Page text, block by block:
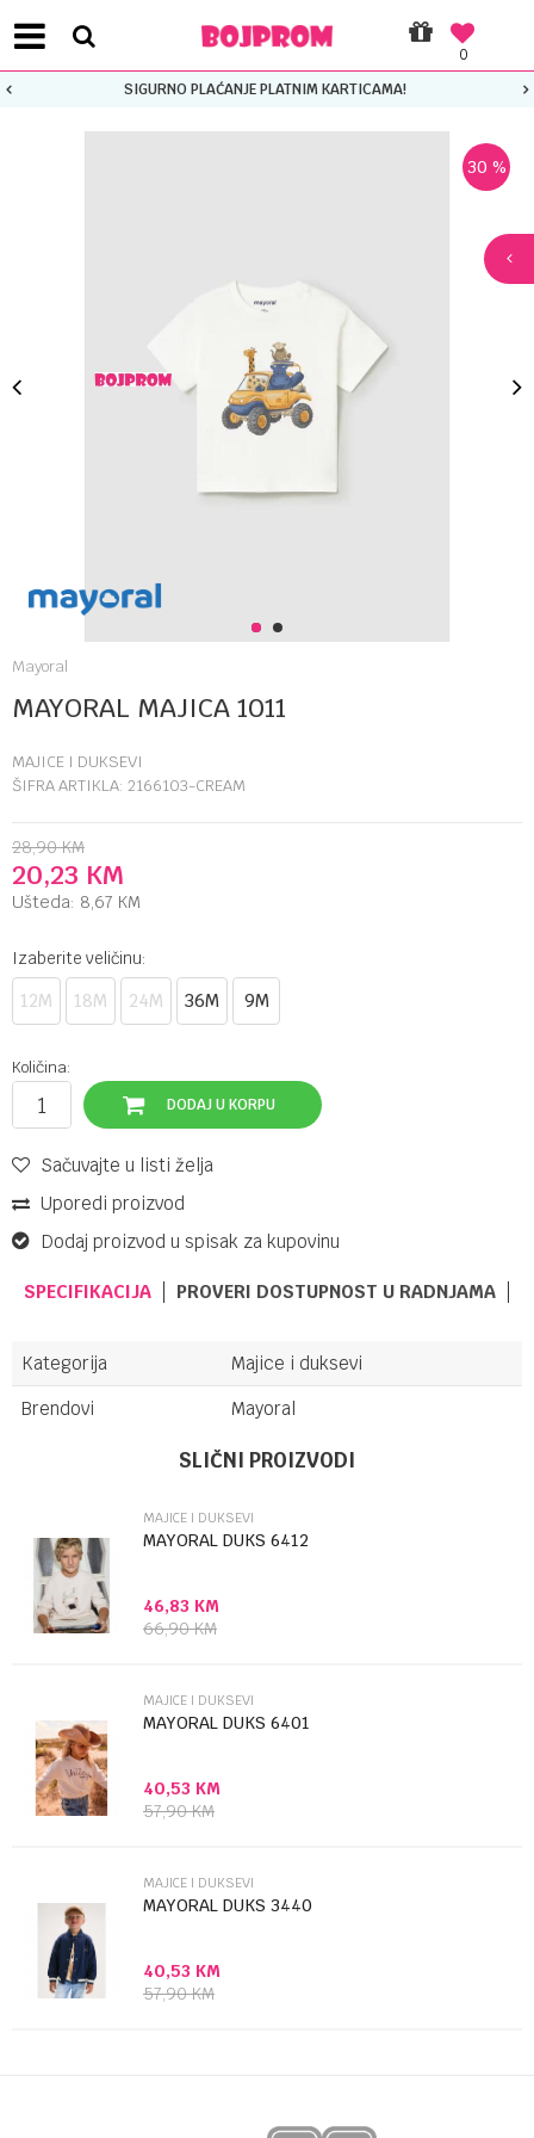
0
SIGURNO PLAĆANJE PLATNIM KARTICAMA!
1 2
30 %
Mayoral
MAYORAL MAJICA 1011
MAJICE I DUKSEVI
ŠIFRA ARTIKLA: 2166103-CREAM
28,90 KM
20,23 KM
Ušteda: 8,67 KM
Izaberite veličinu:
12M 18M 24M 36M 9M
Količina:
DODAJ U KORPU
Sačuvajte u listi želja
Uporedi proizvod
Dodaj proizvod u spisak za kupovinu
SPECIFIKACIJA PROVERI DOSTUPNOST U RADNJAMA
Kategorija
Majice i duksevi
Brendovi
Mayoral
Poruka
Anti-spam zaštita - izračunajte koliko je 9 - 4 :
SLIČNI PROIZVODI
MAJICE I DUKSEVI
MAYORAL DUKS 6412
46,83 KM
66,90KM
MAJICE I DUKSEVI
MAYORAL DUKS 6401
40,53 KM
57,90KM
MAJICE I DUKSEVI
MAYORAL DUKS 3440
40,53 KM
57,90KM